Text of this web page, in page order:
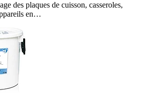
des plaques de cuisson, casseroles,
en…